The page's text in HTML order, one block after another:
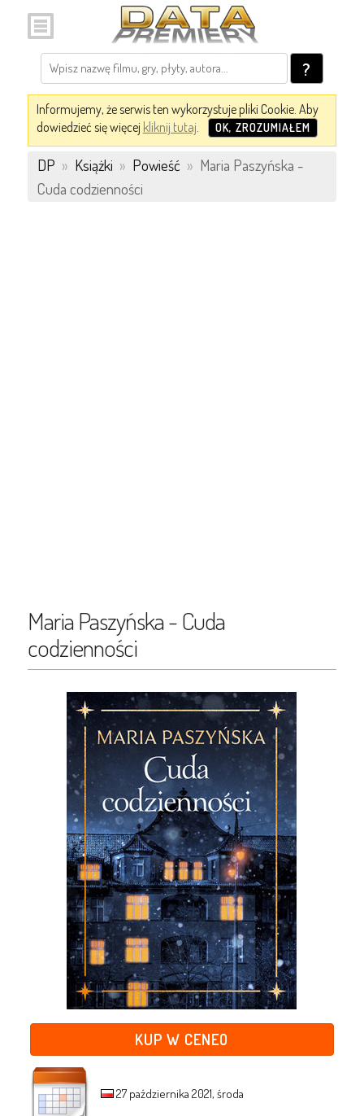
?
Informujemy, że serwis ten wykorzystuje pliki Cookie. Aby
dowiedzieć się więcej kliknij tutaj. OK, ZROZUMIAŁEM
DP » Książki » Powieść » Maria Paszyńska -
Cuda codzienności
Maria Paszyńska - Cuda
codzienności
KUP W CENEO
27 października 2021, środa